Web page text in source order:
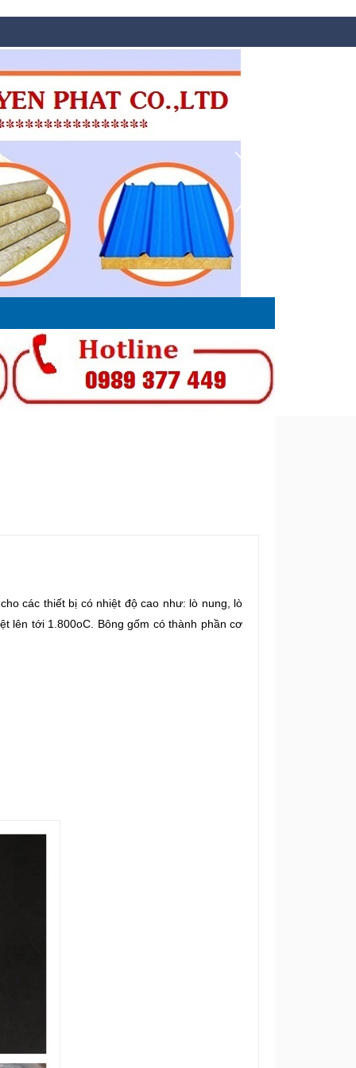
các thiết bị có nhiệt độ cao như: lò nung, lò
lên tới 1.800oC. Bông gốm có thành phần cơ